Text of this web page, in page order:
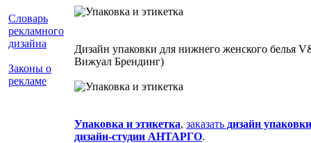
Словарь
рекламного
дизайна
Законы о
рекламе
Дизайн упаковки для нижнего женского
Вижуал Брендинг)
Упаковка и этикетка, заказать дизайн упаковки
дизайн-студии АНТАРГО.